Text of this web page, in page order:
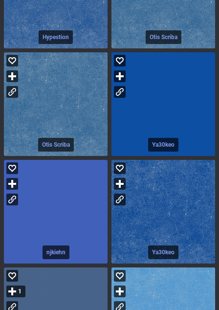
Hypestion Otis Scriba
Otis Scriba Ya30keo
njkiehn Ya30keo
1